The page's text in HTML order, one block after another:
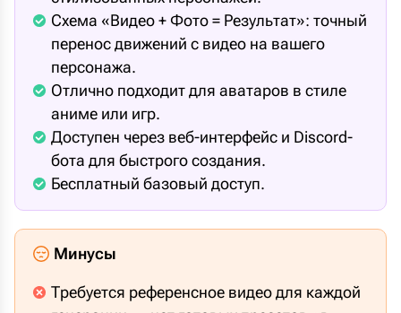
Схема «Видео + Фото = Результат»: точный
перенос движений с видео на вашего
персонажа.
Отлично подходит для аватаров в стиле
аниме или игр.
Доступен через веб-интерфейс и Discord-
бота для быстрого создания.
Бесплатный базовый доступ.
Минусы
Требуется референсное видео для каждой